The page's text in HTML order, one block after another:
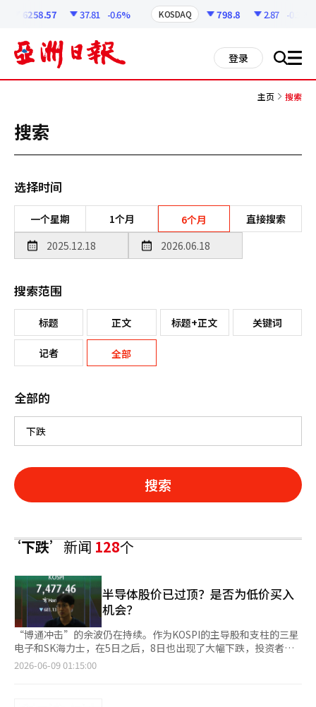
6258.57 37.81 -0.6% KOSDAQ 798.8 2.87 -0.36%
登录 搜 all
主页 搜索
搜索
选择时间
一个星期 1个月 6个月 直接搜索
搜索范围
标题 正文 标题+正文 关键词
记者 全部
全部的
搜索
‘下跌’新闻128个
半导体股价已过顶？是否为低价买入
机会？
“博通冲击”的余波仍在持续。作为KOSPI的主导股和支柱的三星
电子和SK海力士，在5日之后，8日也出现了大幅下跌，投资者的
担忧加深。然而，证券界普遍认为，近期的调整尚不能解读为行业
2026-06-09 01:15:00